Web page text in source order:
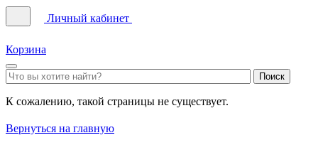
Личный кабинет
Корзина
К сожалению, такой страницы не существует.
Вернуться на главную